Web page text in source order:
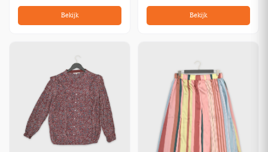
Bekijk Bekijk